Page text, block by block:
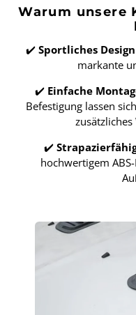
Warum unsere
✔️ Sportliches Design
markante
✔️ Einfache
Befestigung lassen
✔️
hochwertigem